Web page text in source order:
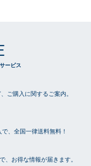
ービス
ご購入に関するご案内。
、全国一律送料無料！
、お得な情報が届きます。